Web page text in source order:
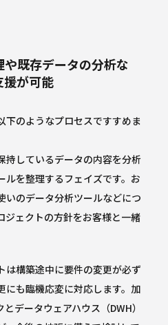
既存データの分析な
援が可能
下のようなプロセスですすめま
持しているデータの内容を分析
ルを整理するフェイズです。お
いのデータ分析ツールなどにつ
ジェクトの方針をお客様と一緒
は構築途中に要件の変更が必ず
にも臨機応変に対応します。加
データウェアハウス（DWH）